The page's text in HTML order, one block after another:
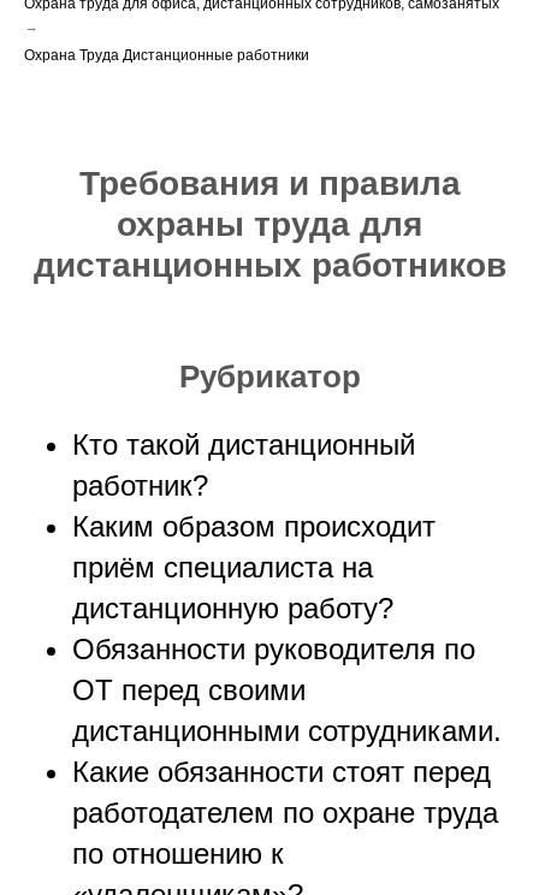
Охрана труда для офиса, дистанционных сотрудников, самозанятых
→
Охрана Труда Дистанционные работники
Требования и правила
охраны труда для
дистанционных работников
Рубрикатор
Кто такой дистанционный
работник?
Каким образом происходит
приём специалиста на
дистанционную работу?
Обязанности руководителя по
ОТ перед своими
дистанционными сотрудниками.
Какие обязанности стоят перед
работодателем по охране труда
по отношению к